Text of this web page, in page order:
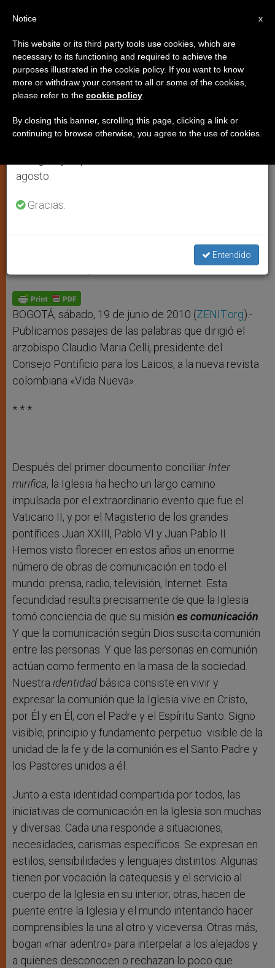
La comunicación católica:
Comunión y diálogo Iglesia-
mundo
Intervención del arzobispo Claudio
W
s
p
p
M
e
g
e
r
F
b
o
k
T
t
S
e
BOGOTÁ, sábado, 19 de junio de 2010 (ZENIT.org).-
Publicamos pasajes de las palabras que dirigió el
arzobispo Claudio Maria Celli, presidente del
Consejo Pontificio para los Laicos, a la nueva revista
colombiana «Vida Nueva».
* * *
Después del primer documento conciliar Inter
mirifica, la Iglesia ha hecho un largo camino
impulsada por el extraordinario evento que fue el
Vaticano II, y por el Magisterio de los grandes
pontífices Juan XXIII, Pablo VI y Juan Pablo II.
Hemos visto florecer en estos años un enorme
número de obras de comunicación en todo el
mundo: prensa, radio, televisión, Internet. Esta
fecundidad resulta precisamente de que la Iglesia
tomó conciencia de que su misión escomunicación.
Y que la comunicación según Dios suscita comunión
entre las personas. Y que las personas en comunión
actúan como fermento en la masa de la sociedad.
Nuestra identidad básica consiste en vivir y
expresar la comunión que la Iglesia vive en Cristo,
por Él y en Él, con el Padre y el Espíritu Santo. Signo
visible, principio y fundamento perpetuo visible de la
unidad de la fe y de la comunión es el Santo Padre y
los Pastores unidos a él.
Junto a esta identidad compartida por todos, las
iniciativas de comunicación en la Iglesia son muchas
y diversas. Cada una responde a situaciones,
necesidades, carismas específicos. Se expresan en
estilos, sensibilidades y lenguajes distintos. Algunas
tienen por vocación la catequesis y el servicio al
cuerpo de la Iglesia en su interior; otras, hacen de
puente entre la Iglesia y el mundo intentando hacer
comprensibles la una al otro y viceversa. Otras más,
bogan «mar adentro» para interpelar a los alejados y
a quienes desconocen o rechazan lo poco que
×
Aviso importante
Del 27 de julio al 7 de agosto haremos la pausa
anual, aprovechando que en el periodo de verano
se generan menos informaciones y también el
agosto.
Gracias.
Entendido
x
Notice
This website or its third party tools use cookies, which are
necessary to its functioning and required to achieve the
purposes illustrated in the cookie policy. If you want to know
more or withdraw your consent to all or some of the cookies,
please refer to the cookie policy
By closing this banner, scrolling this page, clicking a link or
continuing to browse otherwise, you agree to the use of cookies.